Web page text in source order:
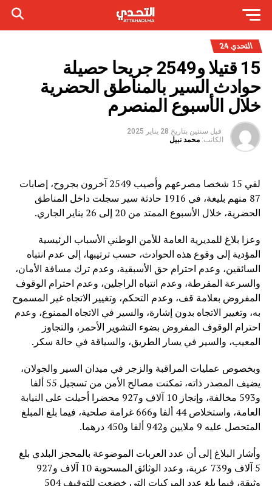
التحدي 24
15 قتيلا و2549 جريحا حصيلة
حوادث السير بالمناطق الحضرية
‏خلال الأسبوع المنصرم
قبل سنتين بتاريخ 28 يناير 2025
الكاتب: محمد نبيل
لقي 15 شخصا مصرعهم وأصيب 2549 آخرون بجروح، إصابات
87 منهم بليغة، في 1916 حادثة سير سجلت داخل المناطق
‏الحضرية، خلال الأسبوع الممتد من 20 إلى 26 يناير الجاري.
وعزا بلاغ للمديرية العامة للأمن الوطني الأسباب الرئيسية
المؤدية إلى وقوع ‏هذه الحوادث، حسب ترتيبها، إلى عدم انتباه
السائقين، وعدم احترام حق الأسبقية، وعدم ترك مسافة الأمان،
والسرعة المفرطة، وعدم انتباه الراجلين، وعدم احترام الوقوف
المفروض بعلامة قف، وعدم التحكم، وتغيير الاتجاه غير المسموح
به، وتغيير الاتجاه بدون إشارة، والسير في الاتجاه الممنوع، وعدم
احترام الوقوف المفروض بضوء التشوير الأحمر، والتجاوز
المعيب، والسير في يسار الطريق، والسياقة في حالة سكر.
وبخصوص عمليات المراقبة والزجر في ميدان السير والجولان،
يضيف المصدر ذاته، تمكنت ‏مصالح الأمن من تسجيل 55 ألفا
و593 مخالفة، وإنجاز 10 آلاف و927 محضرا أحيلت على النيابة
العامة، واستخلاص 44 ألفا و666 غرامة صلحية، فيما بلغ المبلغ
المتحصل عليه 9 ملايين و942 ألفا و450 درهما.
وأشار البلاغ إلى أن عدد العربات الموضوعة بالمحجز البلدي بلغ
5 آلاف و739 عربة، وعدد الوثائق المسحوبة 10 آلاف و927
وثيقة، فيما بلغ عدد المركبات التي خضعت للتوقيف 504